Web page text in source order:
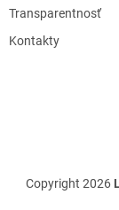
Transparentnosť
Kontakty
Copyright 2026